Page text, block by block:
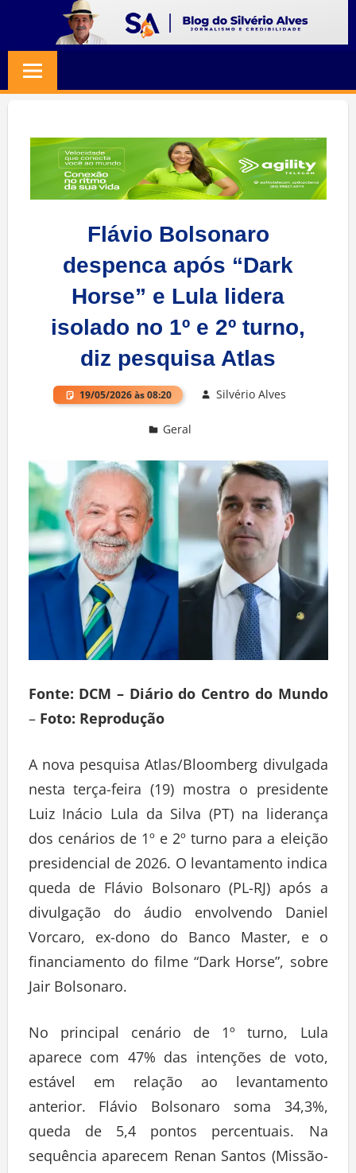
content
SILVERIO
ALVES
Jornalismo
Credibilidade
Flávio Bolsonaro
despenca após “Dark
Horse” e Lula lidera
isolado no 1º e 2º turno,
diz pesquisa Atlas
19/05/2026 às 08:20 Silvério Alves
Geral
Fonte: DCM – Diário do Centro do Mundo
– Foto: Reprodução
A nova pesquisa Atlas/Bloomberg divulgada
nesta terça-feira (19) mostra o presidente
Luiz Inácio Lula da Silva (PT) na liderança
dos cenários de 1º e 2º turno para a eleição
presidencial de 2026. O levantamento indica
queda de Flávio Bolsonaro (PL-RJ) após a
divulgação do áudio envolvendo Daniel
Vorcaro, ex-dono do Banco Master, e o
financiamento do filme “Dark Horse”, sobre
Jair Bolsonaro.
No principal cenário de 1º turno, Lula
aparece com 47% das intenções de voto,
estável em relação ao levantamento
anterior. Flávio Bolsonaro soma 34,3%,
queda de 5,4 pontos percentuais. Na
sequência aparecem Renan Santos (Missão-